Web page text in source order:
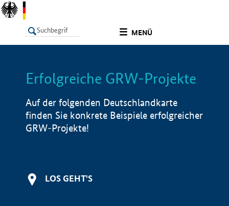
MENÜ
LISTE Info
Erfolgreiche GRW-Projekte
Auf der folgenden Deutschlandkarte
finden Sie konkrete Beispiele erfolgreicher
GRW-Projekte!
LOS GEHT'S